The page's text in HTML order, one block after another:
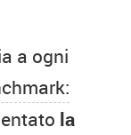
a ogni
la